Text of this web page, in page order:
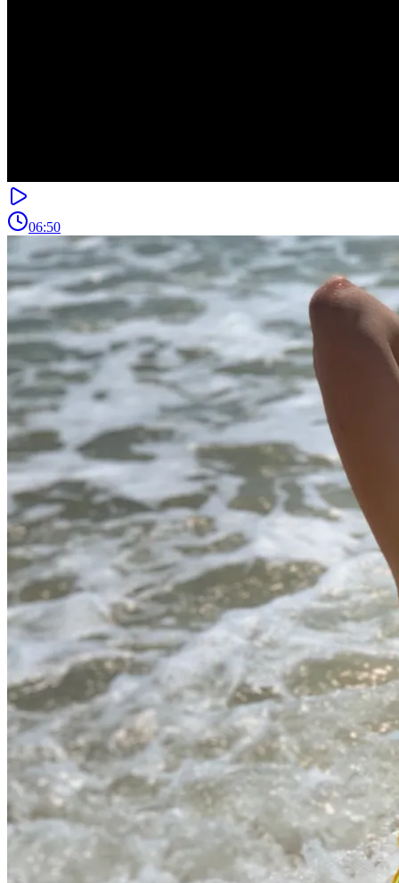
06:50